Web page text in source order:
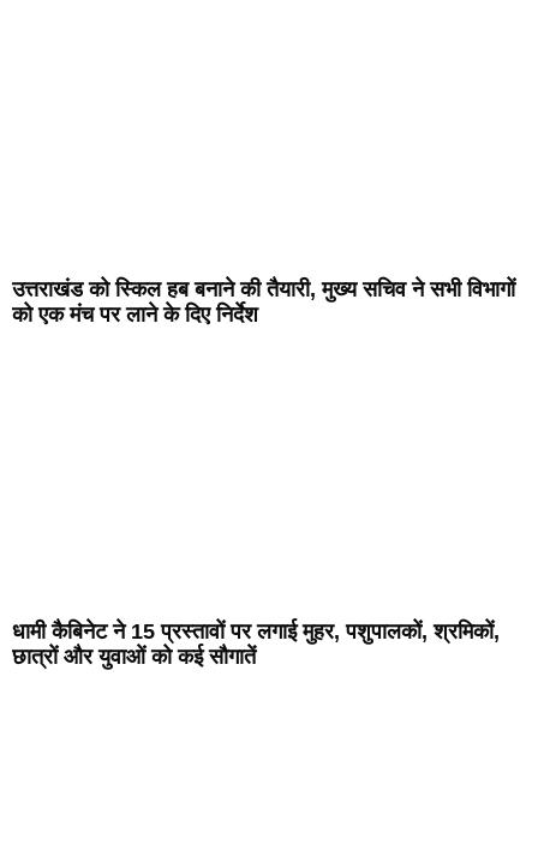
उत्तराखंड को स्किल हब बनाने की तैयारी, मुख्य सचिव ने सभी विभागों
को एक मंच पर लाने के दिए निर्देश
धामी कैबिनेट ने 15 प्रस्तावों पर लगाई मुहर, पशुपालकों, श्रमिकों,
छात्रों और युवाओं को कई सौगातें